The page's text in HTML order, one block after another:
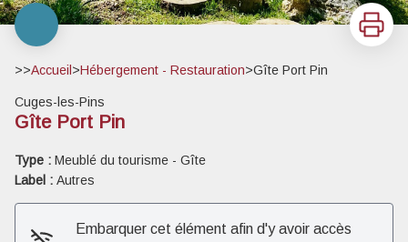
Imprimer
>>Accueil >Hébergement - Restauration>Gîte Port Pin
Cuges-les-Pins
Gîte Port Pin
Type : Meublé du tourisme - Gîte
Label : Autres
Embarquer cet élément afin d'y avoir accès